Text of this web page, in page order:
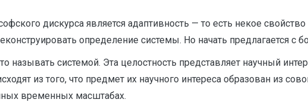
дискурса является адаптивность — то есть некое
определение системы. Но начать предлагается с
называть системой. Эта целостность представляет научный
из того, что предмет их научного интереса образован из
временных масштабах.